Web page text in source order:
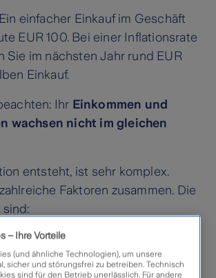
einfacher Einkauf im Geschäft
EUR 100. Bei einer Inflationsrate
Sie im nächsten Jahr rund EUR
Einkauf.
Ihr Einkommen und
wachsen nicht im gleichen
entsteht, ist sehr komplex.
Faktoren zusammen. Die
Geldmenge
neues Geld in den Umlauf
– Ihre Vorteile
(und ähnliche Technologien), um unsere
sicher und störungsfrei zu betreiben. Technisch
sind für den Betrieb unerlässlich. Für andere